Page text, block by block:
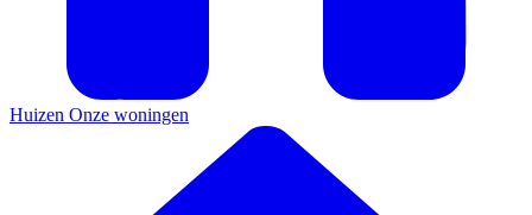
Huizen Onze woningen